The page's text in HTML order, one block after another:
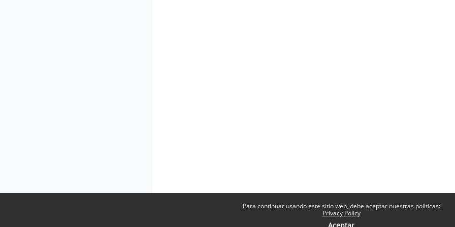
Para continuar usando este sitio web, debe aceptar nuestras políticas:
Privacy Policy